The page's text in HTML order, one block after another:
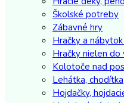
Školské potreby
Zábavné hry
Hračky a
Hračky nielen do
Kolotoče nad
Lehátka, chodítka
Hojdačky,